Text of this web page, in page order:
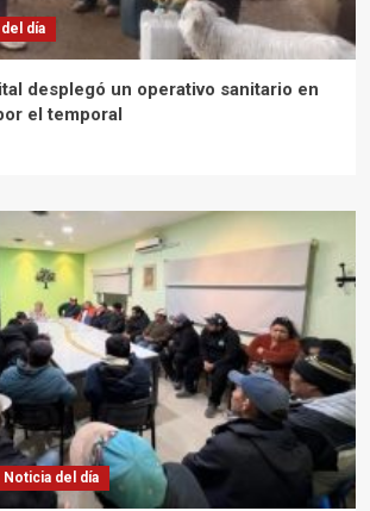
día
desplegó un operativo sanitario en
el temporal
Noticia del día